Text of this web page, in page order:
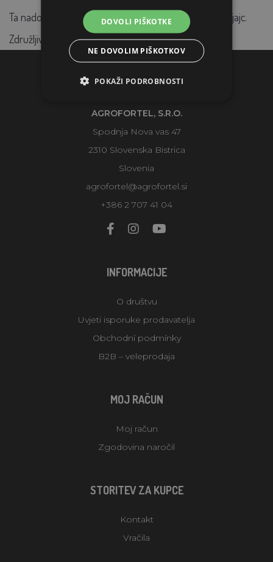
Ta nadomestna stiskalnica je zasnovana za 9 kokošjih jajc.
Združljiv je z modeloma EU-PROFI C72 in G20.
KONTAKTI
AGROFORTEL, S.R.O.
Spodnja Nova vas 47
2310 Slovenska Bistrica
Slovenia
agrofortel@agrofortel.si
+386 2 707 41 04
INFORMACIJE
O društvu
Uvjeti isporuke prodavatelja
Obchodní podmínky
B2B – veleprodaja
MOJ RAČUN
Moj račun
Zgodovina naročil
STORITEV ZA KUPCE
Kontakt
Vračila
DOVOLI PIŠKOTKE
NE DOVOLIM PIŠKOTKOV
POKAŽI PODROBNOSTI